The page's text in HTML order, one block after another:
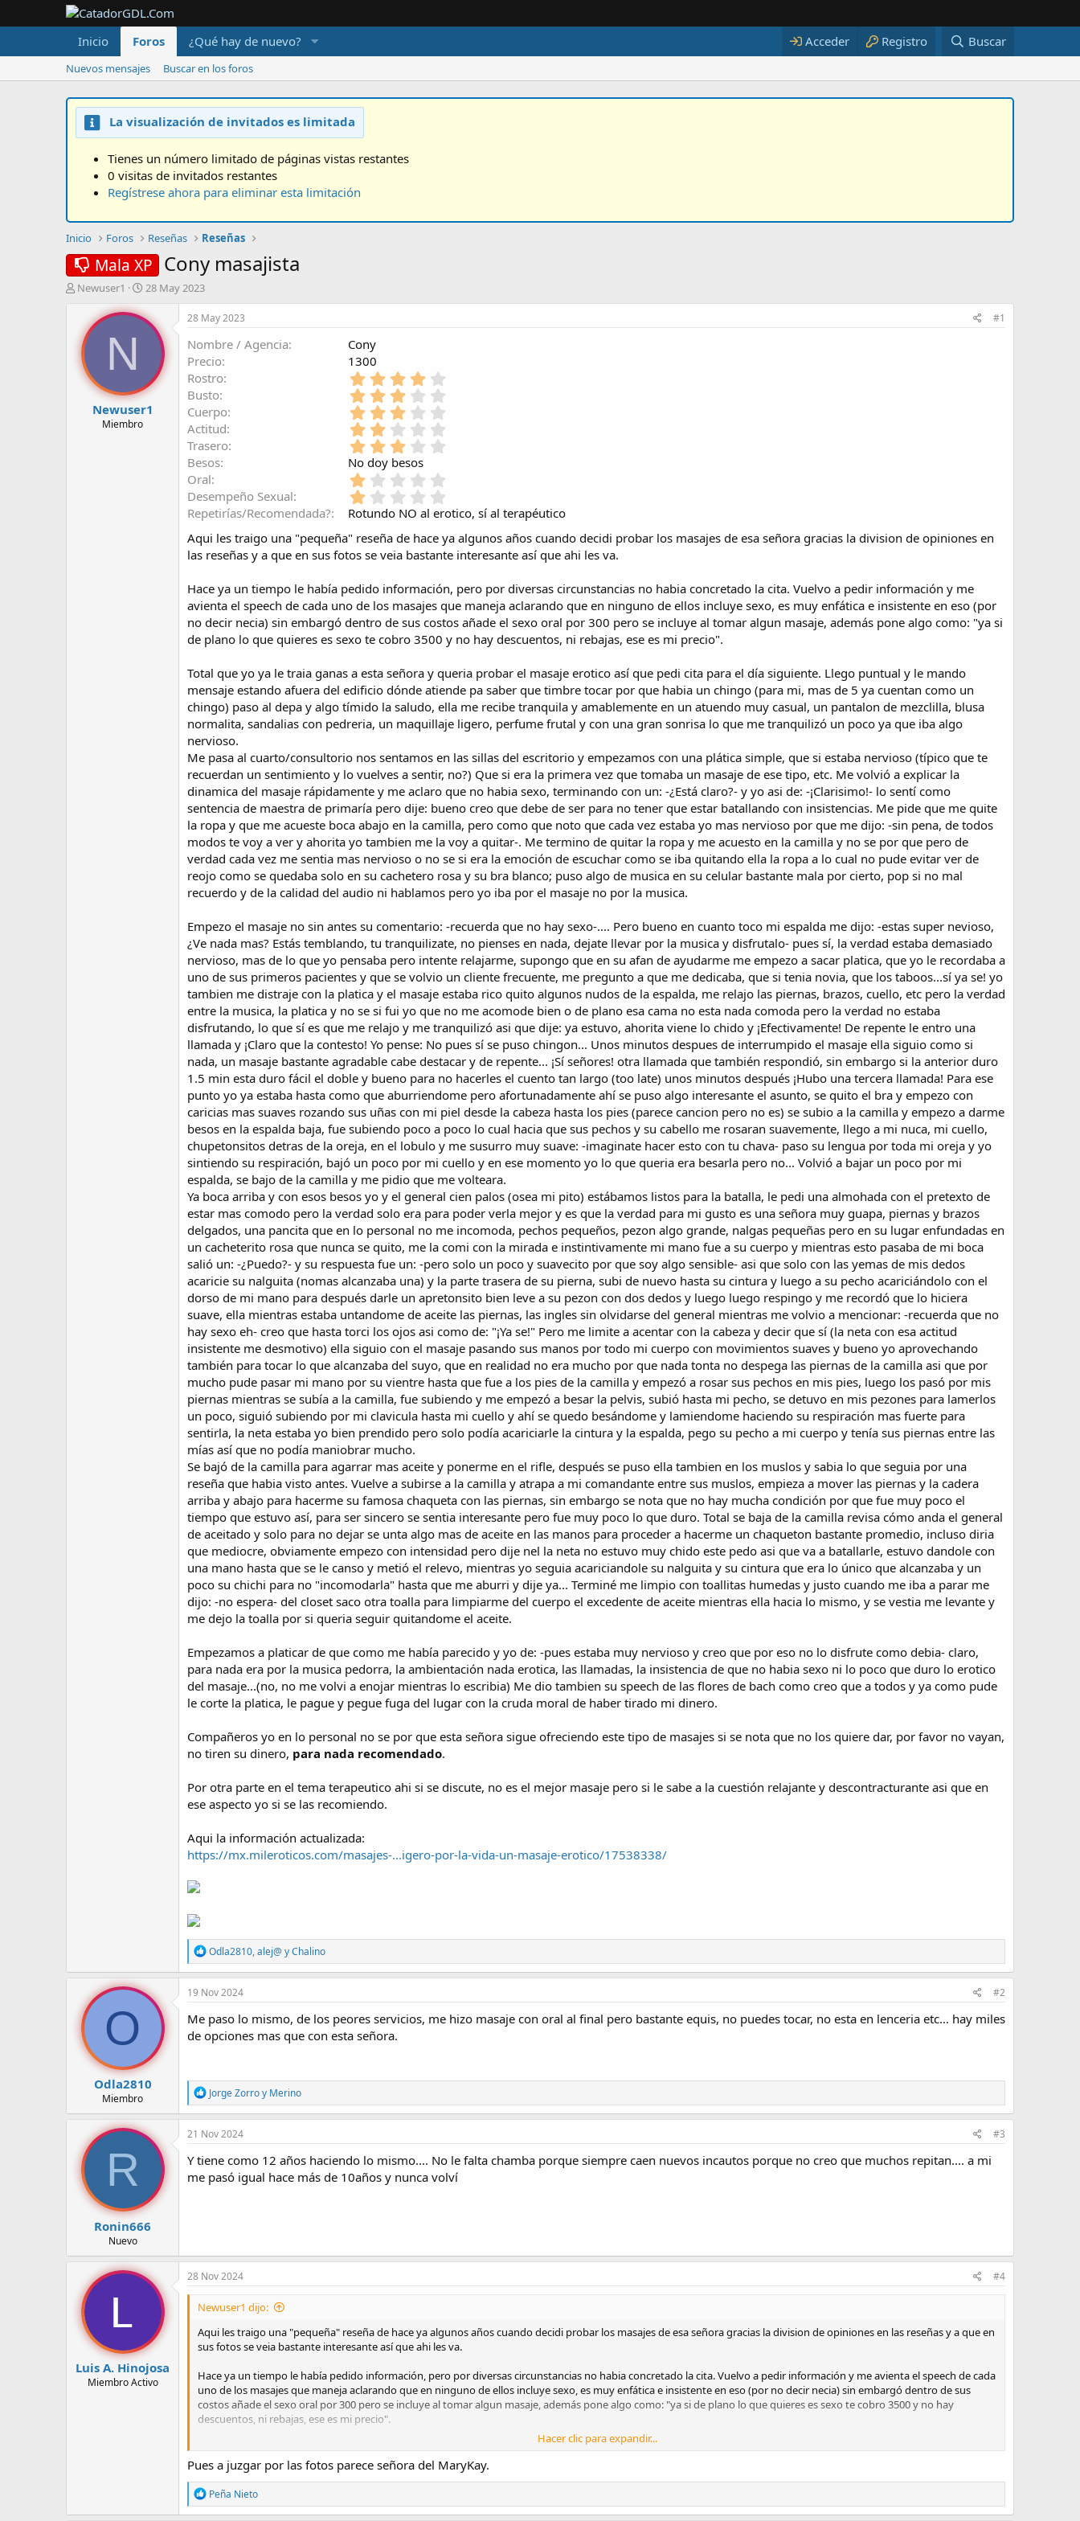
Inicio Foros ¿Qué hay de nuevo? Acceder Registro Buscar
Nuevos mensajes Buscar en los foros
La visualización de invitados es limitada
Tienes un número limitado de páginas vistas restantes
0 visitas de invitados restantes
Regístrese ahora para eliminar esta limitación
Inicio Foros Reseñas Reseñas
Mala XP Cony masajista
A
o
d
e
Newuser1
F
c
h
i
n
28 May 2023
N
Newuser1
Miembro
28 May 2023 #1
Nombre / Agencia
Cony
Precio
1300
Rostro
l
l
a
(
s
Busto
e
l
a
s
)
Cuerpo
r
l
l
(
s
)
Actitud
t
e
l
a
(
s
)
Trasero
s
t
r
e
l
a
(
s
)
Besos
No doy besos
Oral
0
0
e
s
t
e
l
l
a
(
s
)
Desempeño Sexual
,
0
e
t
r
e
l
l
(
s
)
Repetirías/Recomendada?
Rotundo NO al erotico, sí al terapéutico
Aqui les traigo una "pequeña" reseña de hace ya algunos años cuando decidi probar los masajes de esa señora gracias la division de opiniones en
las reseñas y a que en sus fotos se veia bastante interesante así que ahi les va.
Hace ya un tiempo le había pedido información, pero por diversas circunstancias no habia concretado la cita. Vuelvo a pedir información y me
avienta el speech de cada uno de los masajes que maneja aclarando que en ninguno de ellos incluye sexo, es muy enfática e insistente en eso (por
no decir necia) sin embargó dentro de sus costos añade el sexo oral por 300 pero se incluye al tomar algun masaje, además pone algo como: "ya si
de plano lo que quieres es sexo te cobro 3500 y no hay descuentos, ni rebajas, ese es mi precio".
Total que yo ya le traia ganas a esta señora y queria probar el masaje erotico así que pedi cita para el día siguiente. Llego puntual y le mando
mensaje estando afuera del edificio dónde atiende pa saber que timbre tocar por que habia un chingo (para mi, mas de 5 ya cuentan como un
chingo) paso al depa y algo tímido la saludo, ella me recibe tranquila y amablemente en un atuendo muy casual, un pantalon de mezclilla, blusa
normalita, sandalias con pedreria, un maquillaje ligero, perfume frutal y con una gran sonrisa lo que me tranquilizó un poco ya que iba algo
nervioso.
Me pasa al cuarto/consultorio nos sentamos en las sillas del escritorio y empezamos con una plática simple, que si estaba nervioso (típico que te
recuerdan un sentimiento y lo vuelves a sentir, no?) Que si era la primera vez que tomaba un masaje de ese tipo, etc. Me volvió a explicar la
dinamica del masaje rápidamente y me aclaro que no habia sexo, terminando con un: -¿Está claro?- y yo asi de: -¡Clarisimo!- lo sentí como
sentencia de maestra de primaría pero dije: bueno creo que debe de ser para no tener que estar batallando con insistencias. Me pide que me quite
la ropa y que me acueste boca abajo en la camilla, pero como que noto que cada vez estaba yo mas nervioso por que me dijo: -sin pena, de todos
modos te voy a ver y ahorita yo tambien me la voy a quitar-. Me termino de quitar la ropa y me acuesto en la camilla y no se por que pero de
verdad cada vez me sentia mas nervioso o no se si era la emoción de escuchar como se iba quitando ella la ropa a lo cual no pude evitar ver de
reojo como se quedaba solo en su cachetero rosa y su bra blanco; puso algo de musica en su celular bastante mala por cierto, pop si no mal
recuerdo y de la calidad del audio ni hablamos pero yo iba por el masaje no por la musica.
Empezo el masaje no sin antes su comentario: -recuerda que no hay sexo-.... Pero bueno en cuanto toco mi espalda me dijo: -estas super nevioso,
¿Ve nada mas? Estás temblando, tu tranquilizate, no pienses en nada, dejate llevar por la musica y disfrutalo- pues sí, la verdad estaba demasiado
nervioso, mas de lo que yo pensaba pero intente relajarme, supongo que en su afan de ayudarme me empezo a sacar platica, que yo le recordaba a
uno de sus primeros pacientes y que se volvio un cliente frecuente, me pregunto a que me dedicaba, que si tenia novia, que los taboos...sí ya se! yo
tambien me distraje con la platica y el masaje estaba rico quito algunos nudos de la espalda, me relajo las piernas, brazos, cuello, etc pero la verdad
entre la musica, la platica y no se si fui yo que no me acomode bien o de plano esa cama no esta nada comoda pero la verdad no estaba
disfrutando, lo que sí es que me relajo y me tranquilizó asi que dije: ya estuvo, ahorita viene lo chido y ¡Efectivamente! De repente le entro una
llamada y ¡Claro que la contesto! Yo pense: No pues sí se puso chingon... Unos minutos despues de interrumpido el masaje ella siguio como si
nada, un masaje bastante agradable cabe destacar y de repente... ¡Sí señores! otra llamada que también respondió, sin embargo si la anterior duro
1.5 min esta duro fácil el doble y bueno para no hacerles el cuento tan largo (too late) unos minutos después ¡Hubo una tercera llamada! Para ese
punto yo ya estaba hasta como que aburriendome pero afortunadamente ahí se puso algo interesante el asunto, se quito el bra y empezo con
caricias mas suaves rozando sus uñas con mi piel desde la cabeza hasta los pies (parece cancion pero no es) se subio a la camilla y empezo a darme
besos en la espalda baja, fue subiendo poco a poco lo cual hacia que sus pechos y su cabello me rosaran suavemente, llego a mi nuca, mi cuello,
chupetonsitos detras de la oreja, en el lobulo y me susurro muy suave: -imaginate hacer esto con tu chava- paso su lengua por toda mi oreja y yo
sintiendo su respiración, bajó un poco por mi cuello y en ese momento yo lo que queria era besarla pero no... Volvió a bajar un poco por mi
espalda, se bajo de la camilla y me pidio que me volteara.
Ya boca arriba y con esos besos yo y el general cien palos (osea mi pito) estábamos listos para la batalla, le pedi una almohada con el pretexto de
estar mas comodo pero la verdad solo era para poder verla mejor y es que la verdad para mi gusto es una señora muy guapa, piernas y brazos
delgados, una pancita que en lo personal no me incomoda, pechos pequeños, pezon algo grande, nalgas pequeñas pero en su lugar enfundadas en
un cacheterito rosa que nunca se quito, me la comi con la mirada e instintivamente mi mano fue a su cuerpo y mientras esto pasaba de mi boca
salió un: -¿Puedo?- y su respuesta fue un: -pero solo un poco y suavecito por que soy algo sensible- asi que solo con las yemas de mis dedos
acaricie su nalguita (nomas alcanzaba una) y la parte trasera de su pierna, subi de nuevo hasta su cintura y luego a su pecho acariciándolo con el
dorso de mi mano para después darle un apretonsito bien leve a su pezon con dos dedos y luego luego respingo y me recordó que lo hiciera
suave, ella mientras estaba untandome de aceite las piernas, las ingles sin olvidarse del general mientras me volvio a mencionar: -recuerda que no
hay sexo eh- creo que hasta torci los ojos asi como de: "¡Ya se!" Pero me limite a acentar con la cabeza y decir que sí (la neta con esa actitud
insistente me desmotivo) ella siguio con el masaje pasando sus manos por todo mi cuerpo con movimientos suaves y bueno yo aprovechando
también para tocar lo que alcanzaba del suyo, que en realidad no era mucho por que nada tonta no despega las piernas de la camilla asi que por
mucho pude pasar mi mano por su vientre hasta que fue a los pies de la camilla y empezó a rosar sus pechos en mis pies, luego los pasó por mis
piernas mientras se subía a la camilla, fue subiendo y me empezó a besar la pelvis, subió hasta mi pecho, se detuvo en mis pezones para lamerlos
un poco, siguió subiendo por mi clavicula hasta mi cuello y ahí se quedo besándome y lamiendome haciendo su respiración mas fuerte para
sentirla, la neta estaba yo bien prendido pero solo podía acariciarle la cintura y la espalda, pego su pecho a mi cuerpo y tenía sus piernas entre las
mías así que no podía maniobrar mucho.
Se bajó de la camilla para agarrar mas aceite y ponerme en el rifle, después se puso ella tambien en los muslos y sabia lo que seguia por una
reseña que habia visto antes. Vuelve a subirse a la camilla y atrapa a mi comandante entre sus muslos, empieza a mover las piernas y la cadera
arriba y abajo para hacerme su famosa chaqueta con las piernas, sin embargo se nota que no hay mucha condición por que fue muy poco el
tiempo que estuvo así, para ser sincero se sentia interesante pero fue muy poco lo que duro. Total se baja de la camilla revisa cómo anda el general
de aceitado y solo para no dejar se unta algo mas de aceite en las manos para proceder a hacerme un chaqueton bastante promedio, incluso diria
que mediocre, obviamente empezo con intensidad pero dije nel la neta no estuvo muy chido este pedo asi que va a batallarle, estuvo dandole con
una mano hasta que se le canso y metió el relevo, mientras yo seguia acariciandole su nalguita y su cintura que era lo único que alcanzaba y un
poco su chichi para no "incomodarla" hasta que me aburri y dije ya... Terminé me limpio con toallitas humedas y justo cuando me iba a parar me
dijo: -no espera- del closet saco otra toalla para limpiarme del cuerpo el excedente de aceite mientras ella hacia lo mismo, y se vestia me levante y
me dejo la toalla por si queria seguir quitandome el aceite.
Empezamos a platicar de que como me había parecido y yo de: -pues estaba muy nervioso y creo que por eso no lo disfrute como debia- claro,
para nada era por la musica pedorra, la ambientación nada erotica, las llamadas, la insistencia de que no habia sexo ni lo poco que duro lo erotico
del masaje...(no, no me volvi a enojar mientras lo escribia) Me dio tambien su speech de las flores de bach como creo que a todos y ya como pude
le corte la platica, le pague y pegue fuga del lugar con la cruda moral de haber tirado mi dinero.
Compañeros yo en lo personal no se por que esta señora sigue ofreciendo este tipo de masajes si se nota que no los quiere dar, por favor no vayan,
no tiren su dinero, para nada recomendado.
Por otra parte en el tema terapeutico ahi si se discute, no es el mejor masaje pero si le sabe a la cuestión relajante y descontracturante asi que en
ese aspecto yo si se las recomiendo.
Aqui la información actualizada:
https://mx.mileroticos.com/masajes-...igero-por-la-vida-un-masaje-erotico/17538338/
R
e
a
c
i
o
n
:
Odla2810,alej@ yChalino
O
Odla2810
Miembro
19 Nov 2024 #2
Me paso lo mismo, de los peores servicios, me hizo masaje con oral al final pero bastante equis, no puedes tocar, no esta en lenceria etc… hay miles
de opciones mas que con esta señora.
R
e
a
c
i
o
n
Jorge Zorroy Merino
R
Ronin666
Nuevo
21 Nov 2024 #3
Y tiene como 12 años haciendo lo mismo.... No le falta chamba porque siempre caen nuevos incautos porque no creo que muchos repitan.... a mi
me pasó igual hace más de 10años y nunca volví
Luis A. Hinojosa
Miembro Activo
28 Nov 2024 #4
Newuser1 dijo:
Aqui les traigo una "pequeña" reseña de hace ya algunos años cuando decidi probar los masajes de esa señora gracias la division de opiniones en las reseñas y a que en
sus fotos se veia bastante interesante así que ahi les va.
Hace ya un tiempo le había pedido información, pero por diversas circunstancias no habia concretado la cita. Vuelvo a pedir información y me avienta el speech de cada
uno de los masajes que maneja aclarando que en ninguno de ellos incluye sexo, es muy enfática e insistente en eso (por no decir necia) sin embargó dentro de sus
costos añade el sexo oral por 300 pero se incluye al tomar algun masaje, además pone algo como: "ya si de plano lo que quieres es sexo te cobro 3500 y no hay
descuentos, ni rebajas, ese es mi precio".
Total que yo ya le traia ganas a esta señora y queria probar el masaje erotico así que pedi cita para el día siguiente. Llego puntual y le mando mensaje estando afuera
del edificio dónde atiende pa saber que timbre tocar por que habia un chingo (para mi, mas de 5 ya cuentan como un chingo) paso al depa y algo tímido la saludo, ella
me recibe tranquila y amablemente en un atuendo muy casual, un pantalon de mezclilla, blusa normalita, sandalias con pedreria, un maquillaje ligero, perfume frutal y
con una gran sonrisa lo que me tranquilizó un poco ya que iba algo nervioso.
Me pasa al cuarto/consultorio nos sentamos en las sillas del escritorio y empezamos con una plática simple, que si estaba nervioso (típico que te recuerdan un
Hacer clic para expandir...
Pues a juzgar por las fotos parece señora del MaryKay.
R
e
Peña Nieto